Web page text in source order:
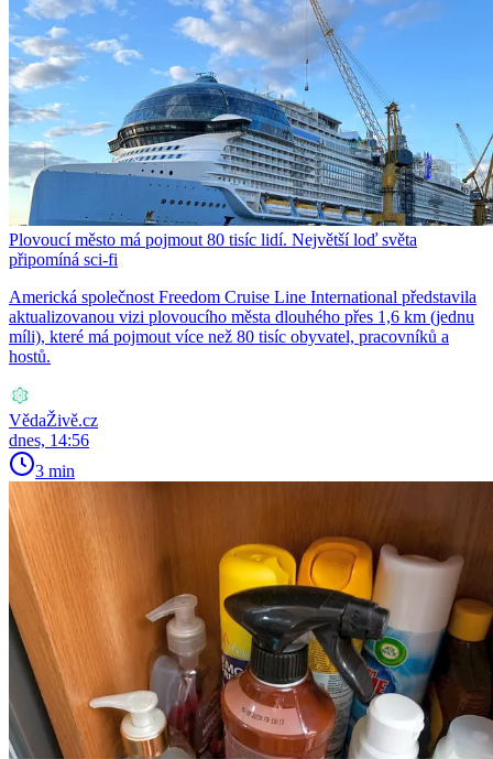
Plovoucí město má pojmout 80 tisíc lidí. Největší loď světa
připomíná sci-fi
Americká společnost Freedom Cruise Line International představila
aktualizovanou vizi plovoucího města dlouhého přes 1,6 km (jednu
míli), které má pojmout více než 80 tisíc obyvatel, pracovníků a
hostů.
VědaŽivě.cz
dnes, 14:56
3 min